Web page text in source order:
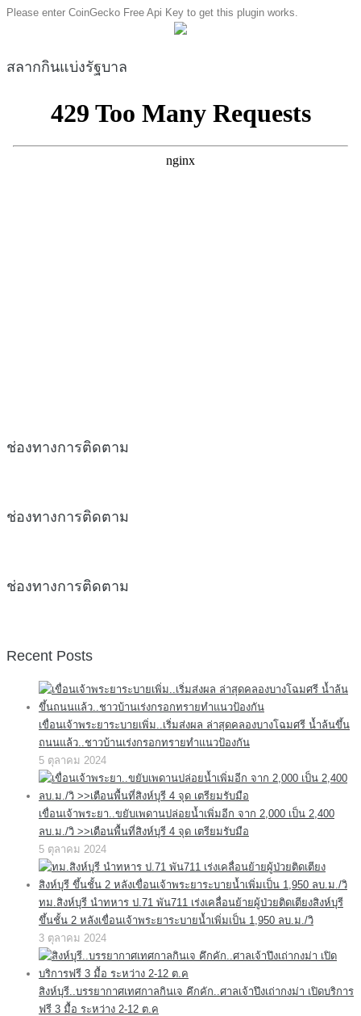
Please enter CoinGecko Free Api Key to get this plugin works.
สลากกินแบ่งรัฐบาล
ช่องทางการติดตาม
ช่องทางการติดตาม
ช่องทางการติดตาม
Recent Posts
เขื่อนเจ้าพระยาระบายเพิ่ม..เริ่มส่งผล ล่าสุดคลองบางโฉมศรี น้ำล้นขึ้น
ถนนแล้ว..ชาวบ้านเร่งกรอกทรายทำแนวป้องกัน
5 ตุลาคม 2024
เขื่อนเจ้าพระยา..ขยับเพดานปล่อยน้ำเพิ่มอีก จาก 2,000 เป็น 2,400
ลบ.ม./วิ >>เตือนพื้นที่สิงห์บุรี 4 จุด เตรียมรับมือ
5 ตุลาคม 2024
ทม.สิงห์บุรี นำทหาร ป.71 พัน711 เร่งเคลื่อนย้ายผู้ป่วยติดเตียงสิงห์บุรี
ขึ้นชั้น 2 หลังเขื่อนเจ้าพระยาระบายน้ำเพิ่มเป็น 1,950 ลบ.ม./วิ
3 ตุลาคม 2024
สิงห์บุรี..บรรยากาศเทศกาลกินเจ คึกคัก..ศาลเจ้าปึงเถ่ากงม่า เปิดบริการ
ฟรี 3 มื้อ ระหว่าง 2-12 ต.ค